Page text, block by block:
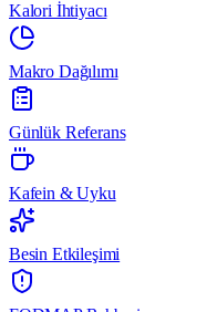
Kalori İhtiyacı
Makro Dağılımı
Günlük Referans
Kafein & Uyku
Besin Etkileşimi